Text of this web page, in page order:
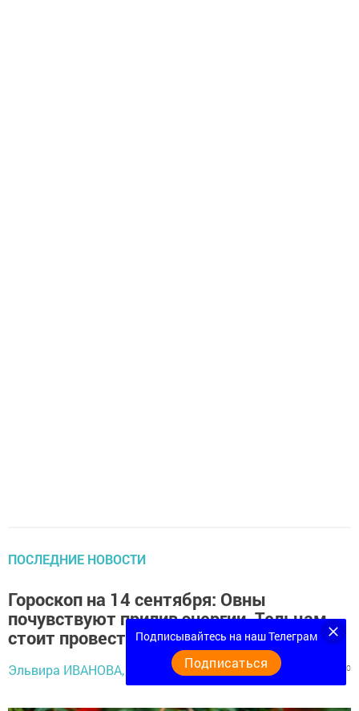
ПОСЛЕДНИЕ НОВОСТИ
Гороскоп на 14 сентября: Овны
почувствуют прилив энергии, Тельцам
стоит провести время с близкими
Эльвира ИВАНОВА,
14 сентября 2024 -
0
Подписывайтесь на наш Телеграм
Подписаться